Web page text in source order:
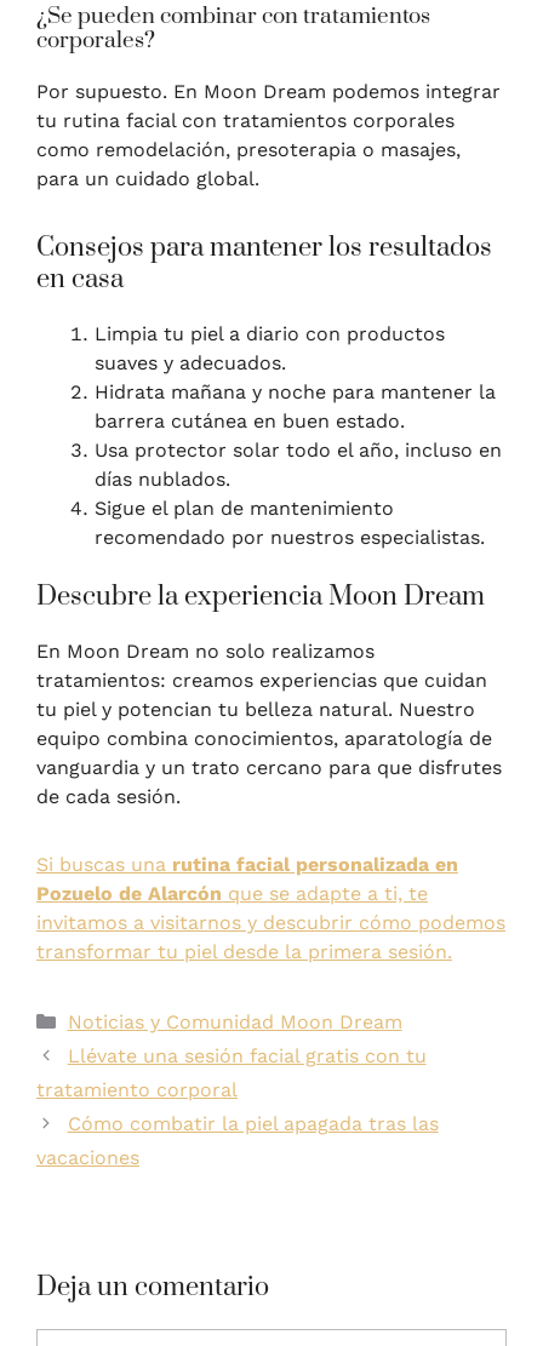
¿Se pueden combinar con tratamientos
corporales?
Por supuesto. En Moon Dream podemos integrar
tu rutina facial con tratamientos corporales
como remodelación, presoterapia o masajes,
para un cuidado global.
Consejos para mantener los resultados
en casa
Limpia tu piel a diario con productos
suaves y adecuados.
Hidrata mañana y noche para mantener la
barrera cutánea en buen estado.
Usa protector solar todo el año, incluso en
días nublados.
Sigue el plan de mantenimiento
recomendado por nuestros especialistas.
Descubre la experiencia Moon Dream
En Moon Dream no solo realizamos
tratamientos: creamos experiencias que cuidan
tu piel y potencian tu belleza natural. Nuestro
equipo combina conocimientos, aparatología de
vanguardia y un trato cercano para que disfrutes
de cada sesión.
Si buscas una rutina facial personalizada en
Pozuelo de Alarcón que se adapte a ti, te
invitamos a visitarnos y descubrir cómo podemos
transformar tu piel desde la primera sesión.
Noticias y Comunidad Moon Dream
Llévate una sesión facial gratis con tu
tratamiento corporal
Cómo combatir la piel apagada tras las
vacaciones
Deja un comentario